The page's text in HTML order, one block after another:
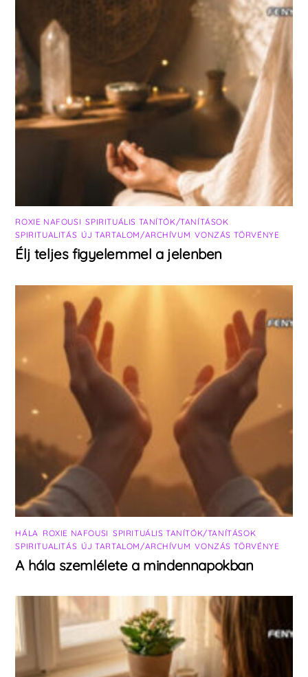
ROXIE NAFOUSI ,SPIRITUÁLIS TANÍTÓK/TANÍTÁSOK
SPIRITUALITÁS ÚJ TARTALOM/ARCHÍVUM ,VONZÁS TÖRVÉNYE
Élj teljes figyelemmel a jelenben
HÁLA ROXIE NAFOUSI SPIRITUÁLIS TANÍTÓK/TANÍTÁSOK
SPIRITUALITÁS ÚJ TARTALOM/ARCHÍVUM ,VONZÁS TÖRVÉNYE
A hála szemlélete a mindennapokban